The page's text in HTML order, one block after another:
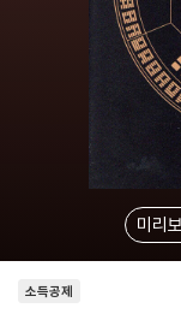
미리
소득공제